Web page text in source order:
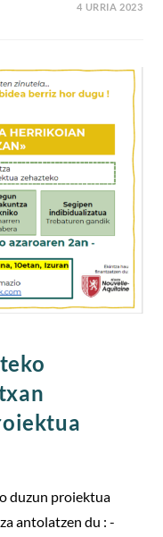
4 URRIA 2023
duzun proiektua
antolatzen du : -